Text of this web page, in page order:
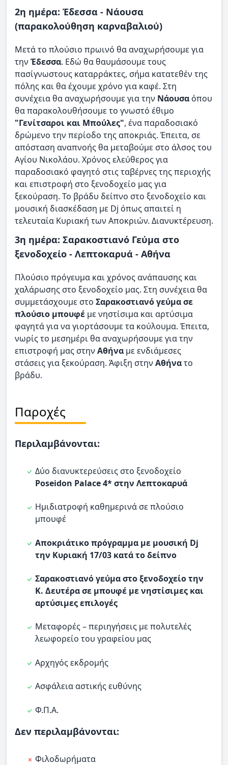
2η ημέρα: Έδεσσα - Νάουσα
(παρακολούθηση καρναβαλιού)
Μετά το πλούσιο πρωινό θα αναχωρήσουμε για
την Έδεσσα. Εδώ θα θαυμάσουμε τους
πασίγνωστους καταρράκτες, σήμα κατατεθέν της
πόλης και θα έχουμε χρόνο για καφέ. Στη
συνέχεια θα αναχωρήσουμε για την Νάουσα όπου
θα παρακολουθήσουμε το γνωστό έθιμο
"Γενίτσαροι και Μπούλες", ένα παραδοσιακό
δρώμενο την περίοδο της αποκριάς. Έπειτα, σε
απόσταση αναπνοής θα μεταβούμε στο άλσος του
Αγίου Νικολάου. Χρόνος ελεύθερος για
παραδοσιακό φαγητό στις ταβέρνες της περιοχής
και επιστροφή στο ξενοδοχείο μας για
ξεκούραση. Το βράδυ δείπνο στο ξενοδοχείο και
μουσική διασκέδαση με Dj όπως απαιτεί η
τελευταία Κυριακή των Αποκριών. Διανυκτέρευση.
3η ημέρα: Σαρακοστιανό Γεύμα στο
ξενοδοχείο - Λεπτοκαρυά - Αθήνα
Πλούσιο πρόγευμα και χρόνος ανάπαυσης και
χαλάρωσης στο ξενοδοχείο μας. Στη συνέχεια θα
συμμετάσχουμε στο Σαρακοστιανό γεύμα σε
πλούσιο μπουφέ με νηστίσιμα και αρτύσιμα
φαγητά για να γιορτάσουμε τα κούλουμα. Έπειτα,
νωρίς το μεσημέρι θα αναχωρήσουμε για την
επιστροφή μας στην Αθήνα με ενδιάμεσες
στάσεις για ξεκούραση. Άφιξη στην Αθήνατο
βράδυ.
Παροχές
Περιλαμβάνονται:
Δύο διανυκτερεύσεις στο ξενοδοχείο
Poseidon Palace 4* στην Λεπτοκαρυά
Ημιδιατροφή καθημερινά σε πλούσιο
μπουφέ
Αποκριάτικο πρόγραμμα με μουσική Dj
την Κυριακή 17/03 κατά το δείπνο
Σαρακοστιανό γεύμα στο ξενοδοχείο την
Κ. Δευτέρα σε μπουφέ με νηστίσιμες και
αρτύσιμες επιλογές
Μεταφορές – περιηγήσεις με πολυτελές
λεωφορείο του γραφείου μας
Αρχηγός εκδρομής
Ασφάλεια αστικής ευθύνης
Φ.Π.Α.
Δεν περιλαμβάνονται:
Φιλοδωρήματα